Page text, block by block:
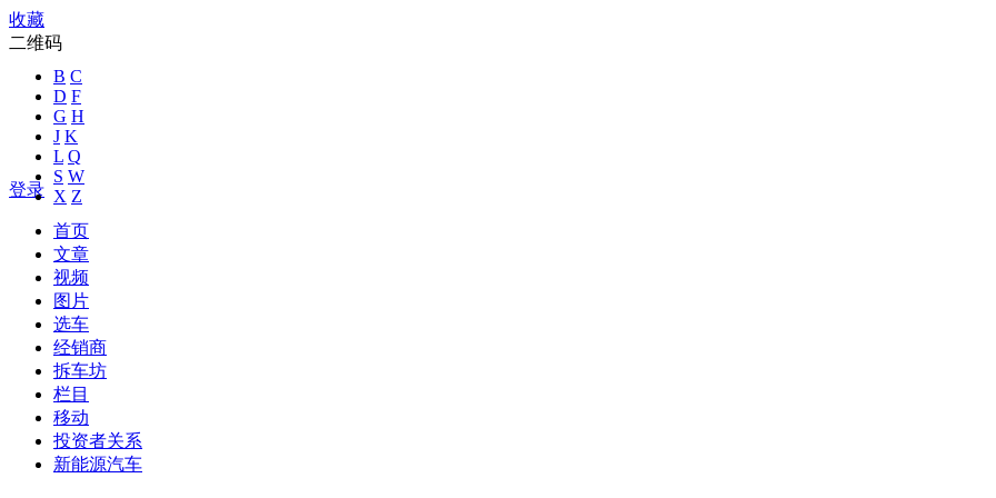
收藏
二维码
登录
首页
文章
视频
图片
选车
经销商
拆车坊
栏目
移动
投资者关系
新能源汽车
B C
D F
G H
J K
L Q
S W
X Z